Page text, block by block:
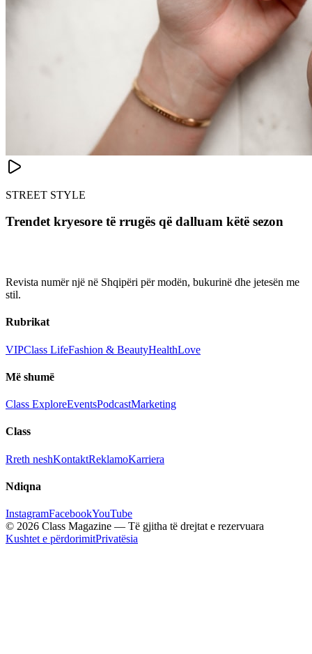
STREET STYLE
Trendet kryesore të rrugës që dalluam këtë sezon
Revista numër një në Shqipëri për modën, bukurinë dhe jetesën me
stil.
Rubrikat
VIPClass LifeFashion & BeautyHealthLove
Më shumë
Class ExploreEventsPodcastMarketing
Class
Rreth neshKontaktReklamoKarriera
Ndiqna
InstagramFacebookYouTube
© 2026 Class Magazine — Të gjitha të drejtat e rezervuara
Kushtet e përdorimitPrivatësia